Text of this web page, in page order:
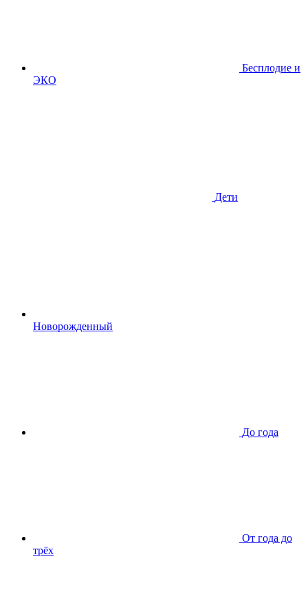
Бесплодие и
ЭКО
Дети
Новорожденный
До года
От года до
трёх